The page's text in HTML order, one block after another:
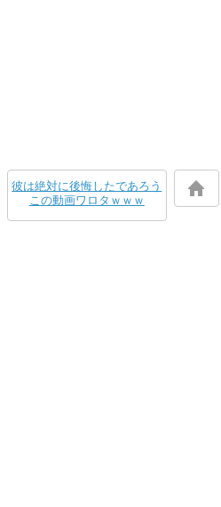
彼は絶対に後悔したであろう
この動画ワロタｗｗｗ